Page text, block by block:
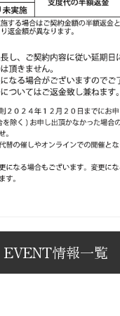
EVENT情報一覧